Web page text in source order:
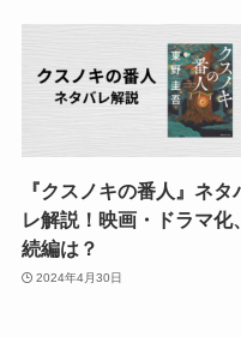
『クスノキの番人』ネタ
レ解説！映画・ドラマ化、
続編は？
2024年4月30日